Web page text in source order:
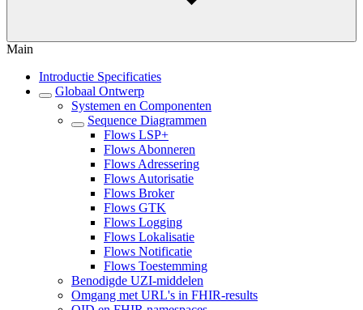
Main
Introductie Specificaties
Globaal Ontwerp
Systemen en Componenten
Sequence Diagrammen
Flows LSP+
Flows Abonneren
Flows Adressering
Flows Autorisatie
Flows Broker
Flows GTK
Flows Logging
Flows Lokalisatie
Flows Notificatie
Flows Toestemming
Benodigde UZI-middelen
Omgang met URL's in FHIR-results